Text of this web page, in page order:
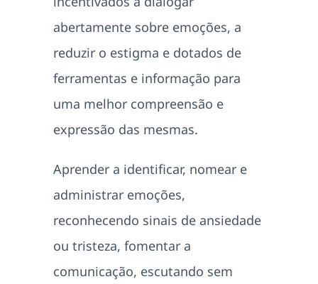
abertamente sobre emoções, a
reduzir o estigma e dotados de
ferramentas e informação para
uma melhor compreensão e
expressão das mesmas.
Aprender a identificar, nomear e
administrar emoções,
reconhecendo sinais de ansiedade
ou tristeza, fomentar a
comunicação, escutando sem